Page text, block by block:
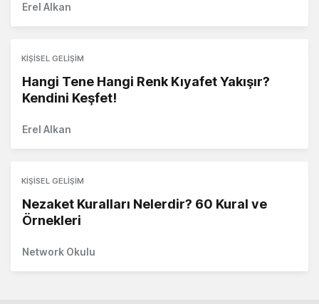
Erel Alkan
KIŞISEL GELIŞIM
Hangi Tene Hangi Renk Kıyafet Yakışır?
Kendini Keşfet!
Erel Alkan
KIŞISEL GELIŞIM
Nezaket Kuralları Nelerdir? 60 Kural ve
Örnekleri
Network Okulu